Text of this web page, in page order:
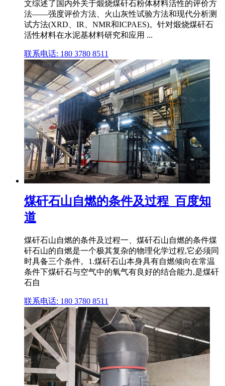
文综述了国内外关于煅烧煤矸石粉体材料活性的评价方
法——强度评价方法、火山灰性试验方法和现代分析测
试方法(XRD、IR、NMR和ICPAES)。针对煅烧煤矸石
活性材料在水泥基材料研究和应用 ...
联系电话: 180 3780 8511
煤矸石山自燃的条件及过程_百度知
道
煤矸石山自燃的条件及过程一、煤矸石山自燃的条件煤
矸石山的自燃是一个极其复杂的物理化学过程,它必须同
时具备三个条件。1.煤矸石山本身具有自燃倾向在常温
条件下煤矸石与空气中的氧气有良好的结合能力,是煤矸
石自
联系电话: 180 3780 8511